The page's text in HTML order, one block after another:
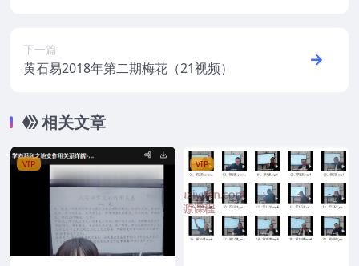
下一篇
黄石易2018年第二期梅花（21视频）
相关文章
VIP VIP